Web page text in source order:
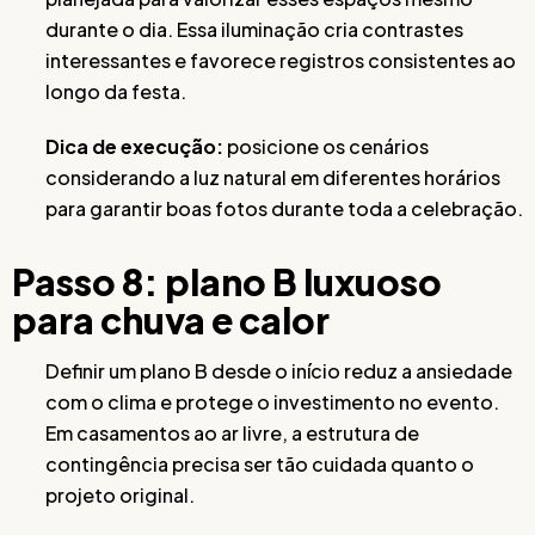
durante o dia. Essa iluminação cria contrastes
interessantes e favorece registros consistentes ao
longo da festa.
Dica de execução: posicione os cenários
considerando a luz natural em diferentes horários
para garantir boas fotos durante toda a celebração.
Passo 8: plano B luxuoso
para chuva e calor
Definir um plano B desde o início reduz a ansiedade
com o clima e protege o investimento no evento.
Em casamentos ao ar livre, a estrutura de
contingência precisa ser tão cuidada quanto o
projeto original.